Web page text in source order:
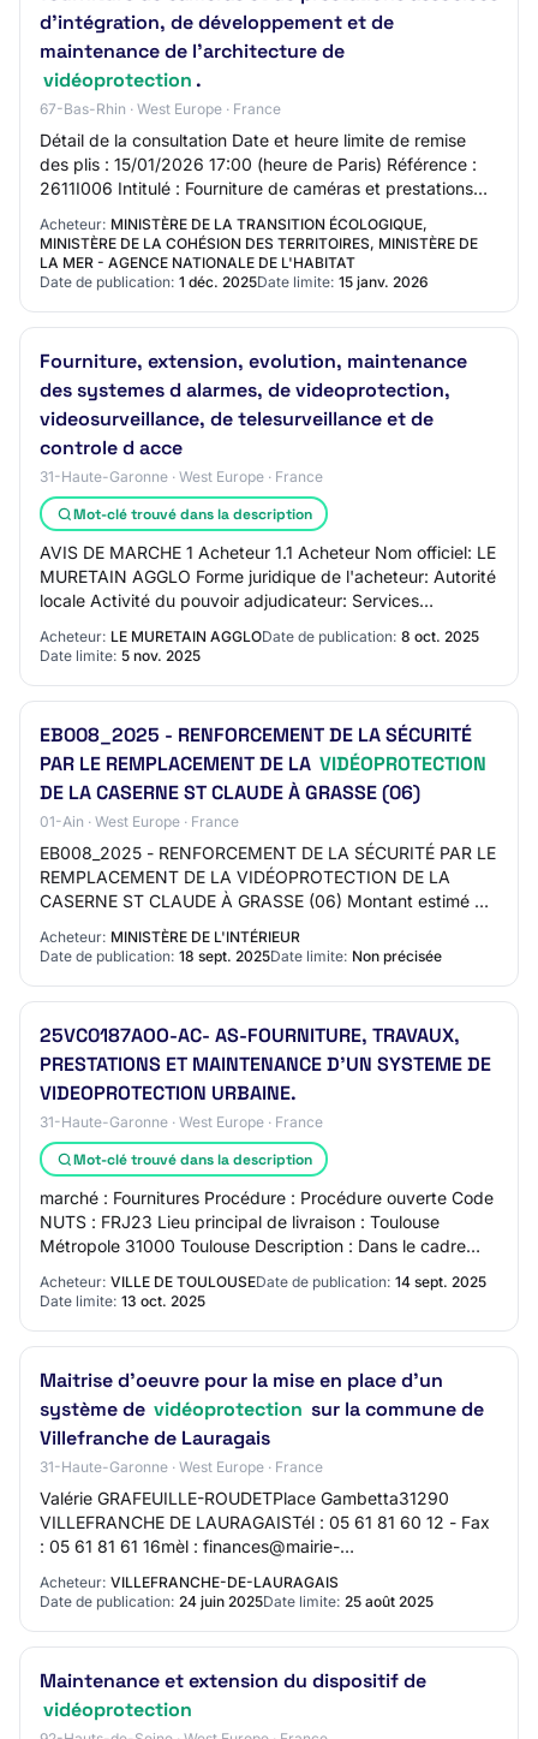
d'intégration, de développement et de
maintenance de l'architecture de
vidéoprotection .
67-Bas-Rhin · West Europe · France
Détail de la consultation Date et heure limite de remise
des plis : 15/01/2026 17:00 (heure de Paris) Référence :
2611I006 Intitulé : Fourniture de caméras et prestations
associées d'intégration, de…
Acheteur: MINISTÈRE DE LA TRANSITION ÉCOLOGIQUE,
MINISTÈRE DE LA COHÉSION DES TERRITOIRES, MINISTÈRE DE
LA MER - AGENCE NATIONALE DE L'HABITAT
Date de publication: 1 déc. 2025Date limite: 15 janv. 2026
Fourniture, extension, evolution, maintenance
des systemes d alarmes, de videoprotection,
videosurveillance, de telesurveillance et de
controle d acce
31-Haute-Garonne · West Europe · France
Mot-clé trouvé dans la description
AVIS DE MARCHE 1 Acheteur 1.1 Acheteur Nom officiel: LE
MURETAIN AGGLO Forme juridique de l'acheteur: Autorité
locale Activité du pouvoir adjudicateur: Services
Acheteur: LE MURETAIN AGGLODate de publication: 8 oct. 2025
Date limite: 5 nov. 2025
EB008_2025 - RENFORCEMENT DE LA SÉCURITÉ
PAR LE REMPLACEMENT DE LA VIDÉOPROTECTION
DE LA CASERNE ST CLAUDE À GRASSE (06)
01-Ain · West Europe · France
EB008_2025 - RENFORCEMENT DE LA SÉCURITÉ PAR LE
REMPLACEMENT DE LA VIDÉOPROTECTION DE LA
CASERNE ST CLAUDE À GRASSE (06) Montant estimé du
marché: 50000 EURO Date cible de publication (Attention
: Da…
Acheteur: MINISTÈRE DE L'INTÉRIEUR
Date de publication: 18 sept. 2025Date limite: Non précisée
25VC0187AOO-AC- AS-FOURNITURE, TRAVAUX,
PRESTATIONS ET MAINTENANCE D'UN SYSTEME DE
VIDEOPROTECTION URBAINE.
31-Haute-Garonne · West Europe · France
Mot-clé trouvé dans la description
marché : Fournitures Procédure : Procédure ouverte Code
NUTS : FRJ23 Lieu principal de livraison : Toulouse
Métropole 31000 Toulouse Description : Dans le cadre
Acheteur: VILLE DE TOULOUSEDate de publication: 14 sept. 2025
Date limite: 13 oct. 2025
Maitrise d'oeuvre pour la mise en place d'un
système de vidéoprotection sur la commune de
Villefranche de Lauragais
31-Haute-Garonne · West Europe · France
Valérie GRAFEUILLE-ROUDETPlace Gambetta31290
VILLEFRANCHE DE LAURAGAISTél : 05 61 81 60 12 - Fax
: 05 61 81 61 16mèl : finances@mairie-
villefranchede…
Acheteur: VILLEFRANCHE-DE-LAURAGAIS
Date de publication: 24 juin 2025Date limite: 25 août 2025
Maintenance et extension du dispositif de
vidéoprotection